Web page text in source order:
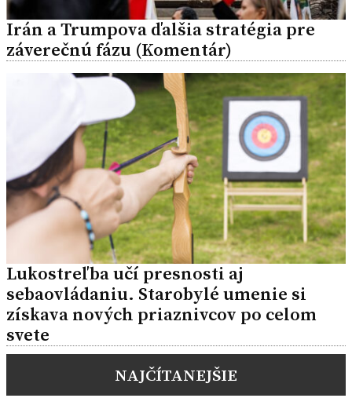
Irán a Trumpova ďalšia stratégia pre
záverečnú fázu (Komentár)
Lukostreľba učí presnosti aj
sebaovládaniu. Starobylé umenie si
získava nových priaznivcov po celom
svete
NAJČÍTANEJŠIE